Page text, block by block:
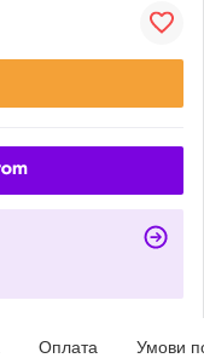
Оплата Умови